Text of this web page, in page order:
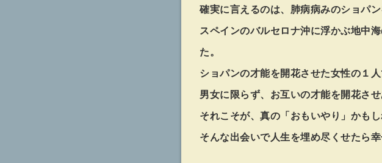
確実に言えるのは、肺病病みのショパン
スペインのバルセロナ沖に浮かぶ地中
た。
ショパンの才能を開花させた女性の１
男女に限らず、お互いの才能を開花させ
それこそが、真の「おもいやり」かもし
そんな出会いで人生を埋め尽くせたら幸